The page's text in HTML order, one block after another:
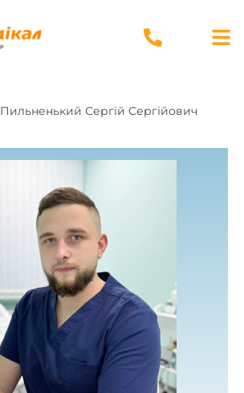
Пильненький Сергій Сергійович